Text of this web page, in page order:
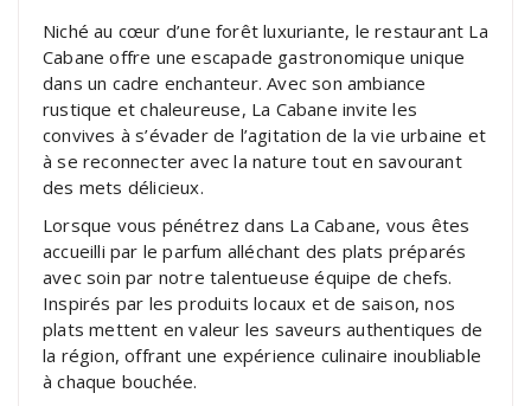
Niché au cœur d’une forêt luxuriante, le restaurant La
Cabane offre une escapade gastronomique unique
dans un cadre enchanteur. Avec son ambiance
rustique et chaleureuse, La Cabane invite les
convives à s’évader de l’agitation de la vie urbaine et
à se reconnecter avec la nature tout en savourant
des mets délicieux.
Lorsque vous pénétrez dans La Cabane, vous êtes
accueilli par le parfum alléchant des plats préparés
avec soin par notre talentueuse équipe de chefs.
Inspirés par les produits locaux et de saison, nos
plats mettent en valeur les saveurs authentiques de
la région, offrant une expérience culinaire inoubliable
à chaque bouchée.